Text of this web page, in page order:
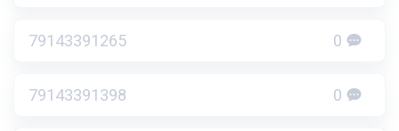
79143391265 0
79143391398 0